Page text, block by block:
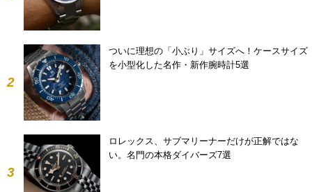
2
ついに理想の「小ぶり」サイズへ！ケースサイズ
を小型化した名作・新作腕時計5選
3
ロレックス、サブマリーナーだけが正解ではな
い。名門の本格ダイバーズ7選